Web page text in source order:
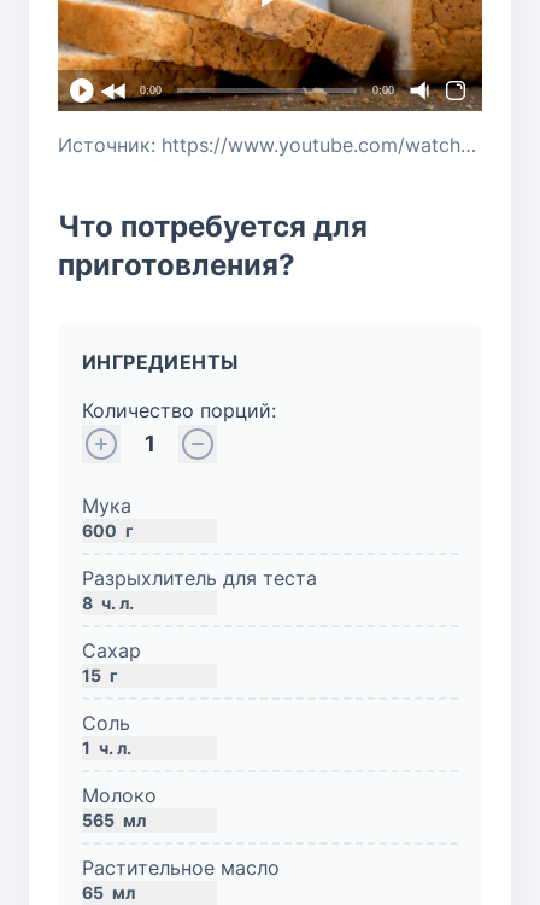
0:00 0:00
Источник: https://www.youtube.com/watch?v=n0DfbKlsjt4
Что потребуется для
приготовления?
ИНГРЕДИЕНТЫ
Количество порций:
1
Мука
600 г
Разрыхлитель для теста
8 ч. л.
Сахар
15 г
Соль
1 ч. л.
Молоко
565 мл
Растительное масло
65 мл